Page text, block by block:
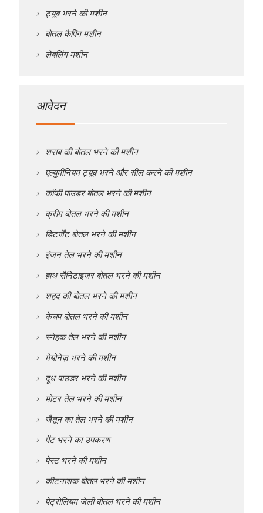
ट्यूब भरने की मशीन
बोतल कैपिंग मशीन
लेबलिंग मशीन
आवेदन
शराब की बोतल भरने की मशीन
एल्युमीनियम ट्यूब भरने और सील करने की मशीन
कॉफी पाउडर बोतल भरने की मशीन
क्रीम बोतल भरने की मशीन
डिटर्जेंट बोतल भरने की मशीन
इंजन तेल भरने की मशीन
हाथ सैनिटाइज़र बोतल भरने की मशीन
शहद की बोतल भरने की मशीन
केचप बोतल भरने की मशीन
स्नेहक तेल भरने की मशीन
मेयोनेज़ भरने की मशीन
दूध पाउडर भरने की मशीन
मोटर तेल भरने की मशीन
जैतून का तेल भरने की मशीन
पेंट भरने का उपकरण
पेस्ट भरने की मशीन
कीटनाशक बोतल भरने की मशीन
पेट्रोलियम जेली बोतल भरने की मशीन